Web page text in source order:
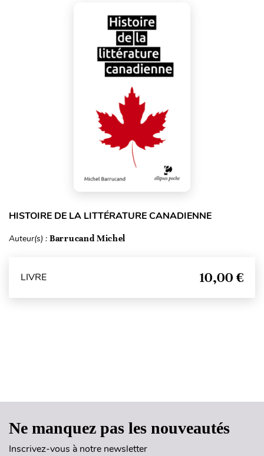
HISTOIRE DE LA LITTÉRATURE CANADIENNE
Auteur(s) : Barrucand Michel
LIVRE 10,00 €
Ne manquez pas les nouveautés
Inscrivez-vous à notre newsletter